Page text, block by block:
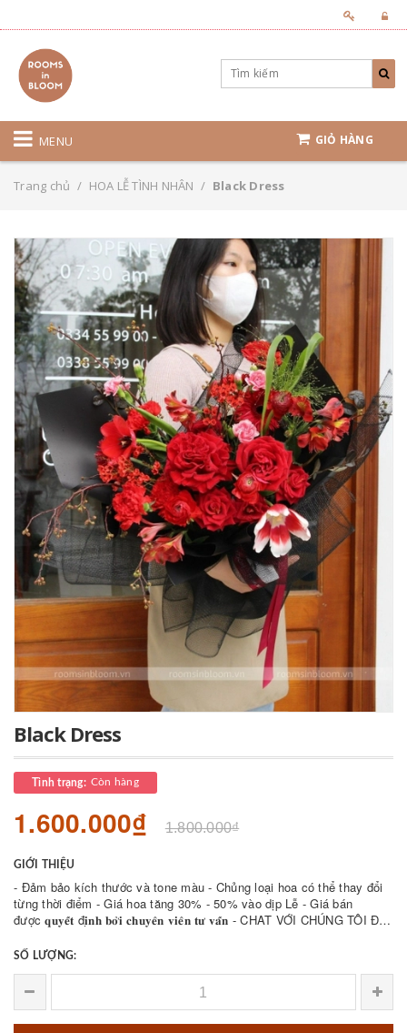
MENU GIỎ HÀNG
Trang chủ / HOA LỄ TÌNH NHÂN / Black Dress
Black Dress
Tình trạng: Còn hàng
1.600.000₫ 1.800.000₫
GIỚI THIỆU
- Đảm bảo kích thước và tone màu - Chủng loại hoa có thể thay đổi
từng thời điểm - Giá hoa tăng 30% - 50% vào dịp Lễ - Giá bán
được 𝐪𝐮𝐲𝐞̂́𝐭 đ𝐢̣𝐧𝐡 𝐛𝐨̛̉𝐢 𝐜𝐡𝐮𝐲𝐞̂𝐧 𝐯𝐢𝐞̂𝐧 𝐭𝐮̛ 𝐯𝐚̂́𝐧 - CHAT VỚI CHÚNG TÔI ĐỂ
SỐ LƯỢNG: